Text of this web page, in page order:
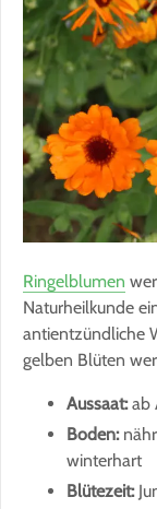
Ringelblumen
Naturheilkunde
antientzündliche
gelben Blüten
Aussaat:ab
Boden:
winterhart
Blütezeit: